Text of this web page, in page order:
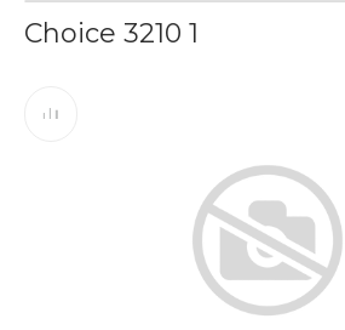
Choice 3210 1